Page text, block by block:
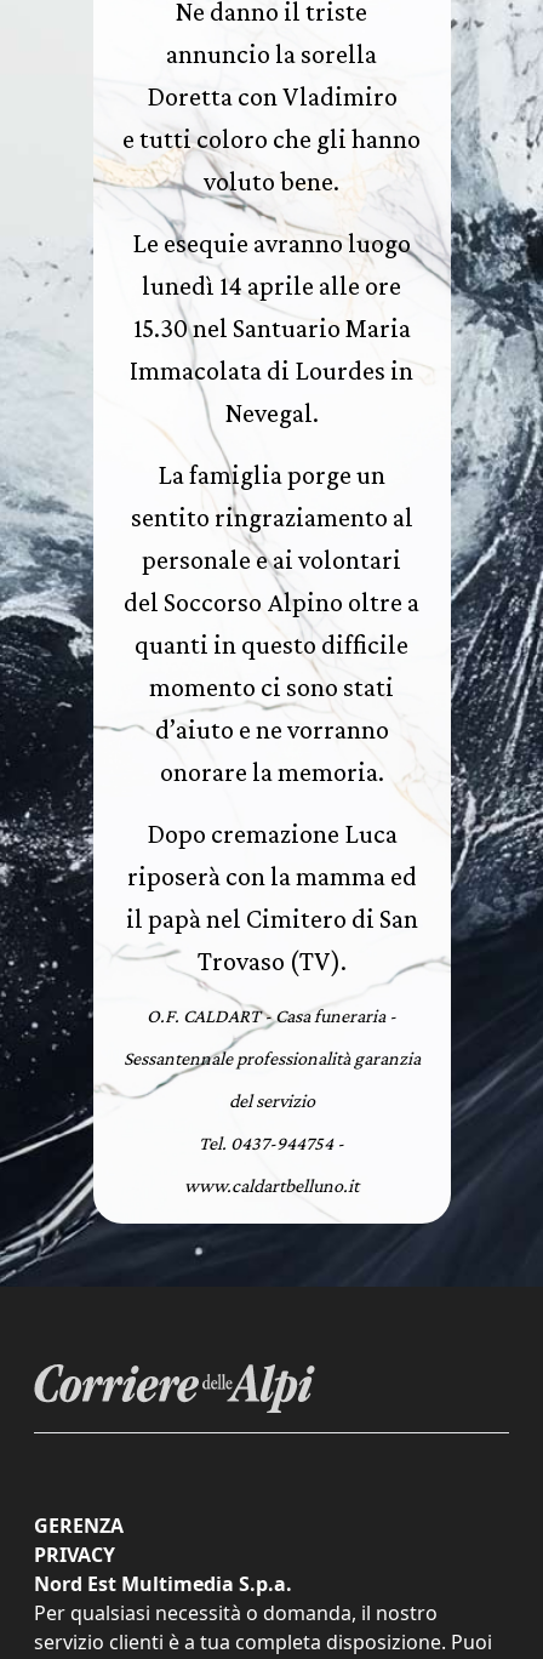
Ne danno il triste
annuncio la sorella
Doretta con Vladimiro
e tutti coloro che gli hanno
voluto bene.
Le esequie avranno luogo
lunedì 14 aprile alle ore
15.30 nel Santuario Maria
Immacolata di Lourdes in
Nevegal.
La famiglia porge un
sentito ringraziamento al
personale e ai volontari
del Soccorso Alpino oltre a
quanti in questo difficile
momento ci sono stati
d’aiuto e ne vorranno
onorare la memoria.
Dopo cremazione Luca
riposerà con la mamma ed
il papà nel Cimitero di San
Trovaso (TV).
O.F. CALDART - Casa funeraria -
Sessantennale professionalità garanzia
del servizio
Tel. 0437-944754 -
www.caldartbelluno.it
GERENZA
PRIVACY
Nord Est Multimedia S.p.a.
Per qualsiasi necessità o domanda, il nostro
servizio clienti è a tua completa disposizione. Puoi